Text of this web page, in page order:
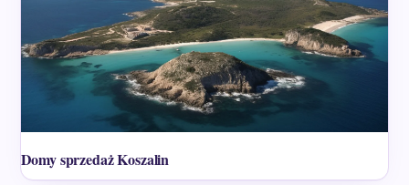
Domy sprzedaż Koszalin